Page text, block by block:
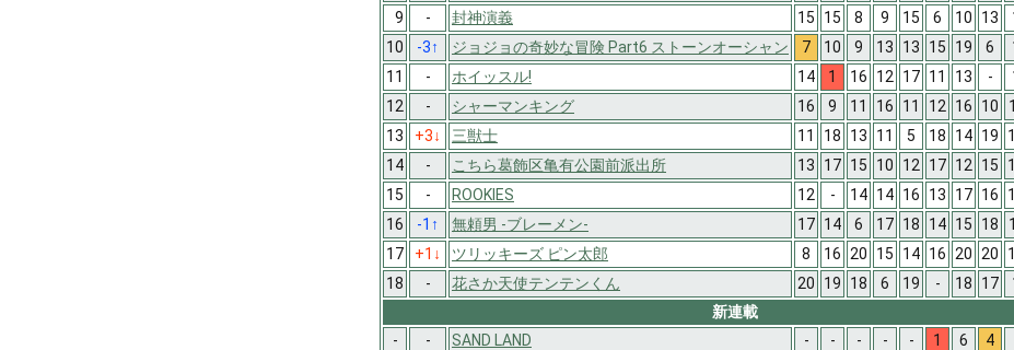
9
- 封神演義 15 15 8 9 15 6 10 13
10
-3↑ ジョジョの奇妙な冒険 Part6 ストーンオーシャン 7 10 9 13 13 15 19 6
11
- ホイッスル! 14 1 16 12 17 11 13 -
12
- シャーマンキング 16 9 11 16 11 12 16 10
13
+3↓ 三獣士 11 18 13 11 5 18 14 19
14
- こちら葛飾区亀有公園前派出所 13 17 15 10 12 17 12 15
15
- ROOKIES 12 - 14 14 16 13 17 16
16
-1 ↑ 無頼男 -ブレーメン- 17 14 6 17 18 14 15 18
17
+1 ↓ ツリッキーズ ピン太郎 8 16 20 15 14 16 20 20
18
- 花さか天使テンテンくん 20 19 18 6 19 - 18 17
新連載
-
- SAND LAND - - - - - 1 6 4